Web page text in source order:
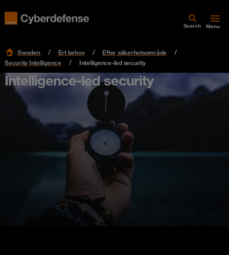
Search Menu
Sweden Ert behov
Efter säkerhetsområde
Security Intelligence
Intelligence-led security
Intelligence-led security